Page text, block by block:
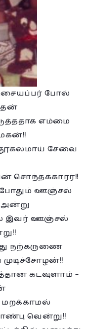
போல்
எம்மை
சேவை
சொந்தக்காரர்!!
ஊஞ்சல்
அன்று
இவர் ஊஞ்சல்
நற்கருணை
முடிச்சோழன்!!
கடவுளாம் –
வென்று!!